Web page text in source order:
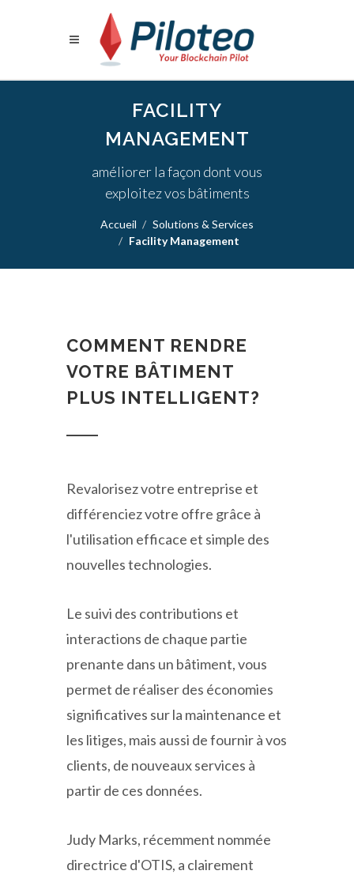
FACILITY
MANAGEMENT
améliorer la façon dont vous
exploitez vos bâtiments
Accueil
Solutions & Services
Facility Management
COMMENT RENDRE
VOTRE BÂTIMENT
PLUS INTELLIGENT?
Revalorisez votre entreprise et
différenciez votre offre grâce à
l'utilisation efficace et simple des
nouvelles technologies.
Le suivi des contributions et
interactions de chaque partie
prenante dans un bâtiment, vous
permet de réaliser des économies
significatives sur la maintenance et
les litiges, mais aussi de fournir à vos
clients, de nouveaux services à
partir de ces données.
Judy Marks, récemment nommée
directrice d'OTIS, a clairement